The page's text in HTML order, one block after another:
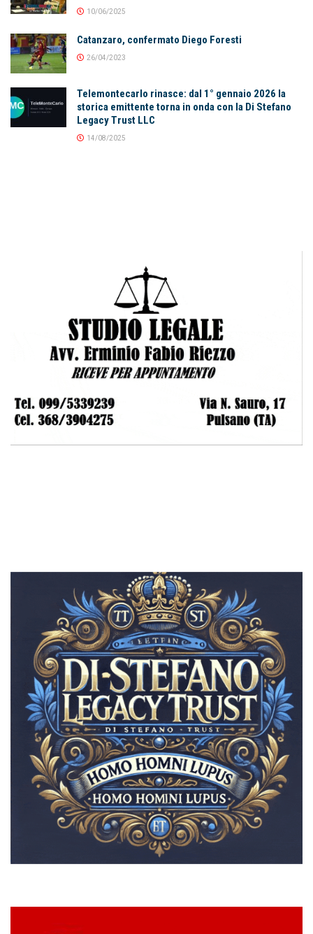
10/06/2025
Catanzaro, confermato Diego Foresti
26/04/2023
Telemontecarlo rinasce: dal 1° gennaio 2026 la
storica emittente torna in onda con la Di Stefano
Legacy Trust LLC
14/08/2025